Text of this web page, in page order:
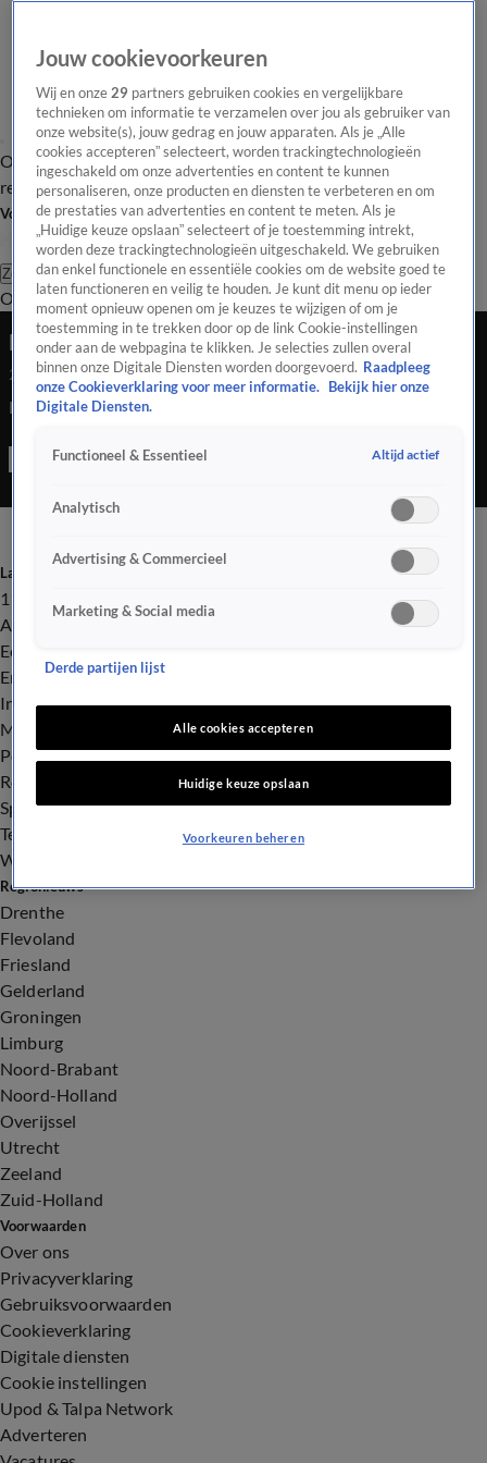
Overzicht Laatste nieuws Regionieuws Het beste van Hart
Tip de
redactie
Volg Hart van Nederland
Zoeken
OverzichtRegioUitzendingenWeerTip de redactiePanelVideo's
Brand verwoest sportkantine in Vlaardingen
25 juli 2020, 06:33
Brand verwoest sportkantine in Vlaardingen
Laatste nieuws
112
Advies & Tips
Economie
Entertainment
Infrastructuur
Milieu en Gezondheid
Politiek
Royalty
Sport
Tech
Weer
Regionieuws
Drenthe
Flevoland
Friesland
Gelderland
Groningen
Limburg
Noord-Brabant
Noord-Holland
Overijssel
Utrecht
Zeeland
Zuid-Holland
Voorwaarden
Over ons
Privacyverklaring
Gebruiksvoorwaarden
Cookieverklaring
Digitale diensten
Cookie instellingen
Upod & Talpa Network
Adverteren
Jouw cookievoorkeuren
Wij en onze29 partners gebruiken cookies en vergelijkbare
technieken om informatie te verzamelen over jou als gebruiker van
onze website(s), jouw gedrag en jouw apparaten. Als je „Alle
cookies accepteren” selecteert, worden trackingtechnologieën
ingeschakeld om onze advertenties en content te kunnen
personaliseren, onze producten en diensten te verbeteren en om
de prestaties van advertenties en content te meten. Als je
„Huidige keuze opslaan” selecteert of je toestemming intrekt,
worden deze trackingtechnologieën uitgeschakeld. We gebruiken
dan enkel functionele en essentiële cookies om de website goed te
laten functioneren en veilig te houden. Je kunt dit menu op ieder
moment opnieuw openen om je keuzes te wijzigen of om je
toestemming in te trekken door op de link Cookie-instellingen
onder aan de webpagina te klikken. Je selecties zullen overal
binnen onze Digitale Diensten worden doorgevoerd. Raadpleeg
onze Cookieverklaring voor meer informatie.
Bekijk hier onze
Digitale Diensten.
Functioneel & Essentieel Altijd actief
Analytisch
Advertising & Commercieel
Marketing & Social media
Derde partijen lijst
Alle cookies accepteren
Huidige keuze opslaan
Voorkeuren beheren